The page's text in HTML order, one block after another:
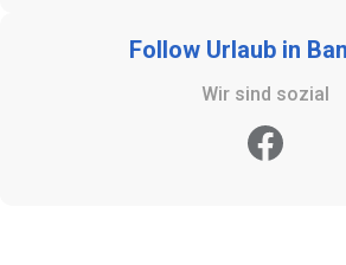
Follow Urlaub in
Wir sind sozial
Facebook